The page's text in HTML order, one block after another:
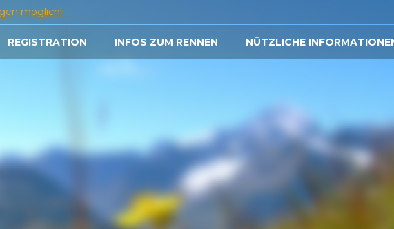
möglich!
REGISTRATION INFOS ZUM RENNEN NÜTZLICHE